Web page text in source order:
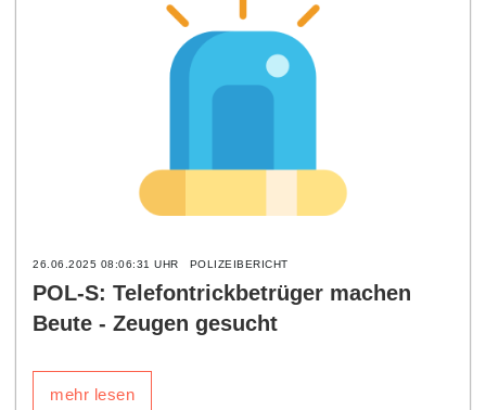
26.06.2025 08:06:31 UHR POLIZEIBERICHT
POL-S: Telefontrickbetrüger machen
Beute - Zeugen gesucht
mehr lesen